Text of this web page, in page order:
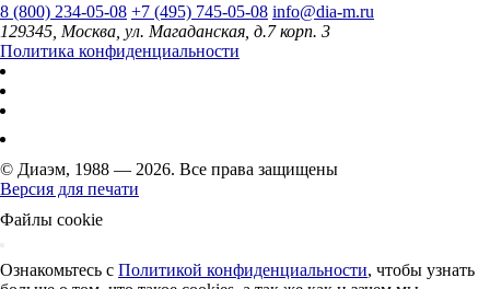
8 (800) 234-05-08 +7 (495) 745-05-08 info@dia-m.ru
129345, Москва, ул. Магаданская, д.7 корп. 3
Политика конфиденциальности
© Диаэм, 1988 — 2026. Все права защищены
Версия для печати
Файлы cookie
Ознакомьтесь с Политикой конфиденциальности, чтобы узнать